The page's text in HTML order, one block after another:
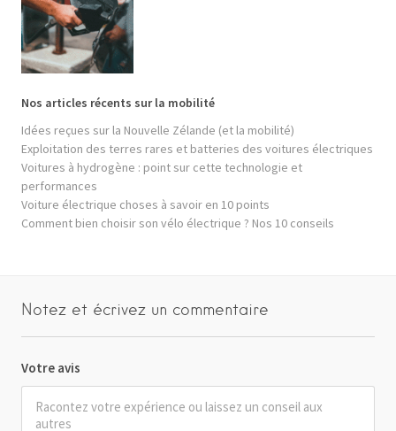
Nos articles récents sur la mobilité
Idées reçues sur la Nouvelle Zélande (et la mobilité)
Exploitation des terres rares et batteries des voitures électriques
Voitures à hydrogène : point sur cette technologie et
performances
Voiture électrique choses à savoir en 10 points
Comment bien choisir son vélo électrique ? Nos 10 conseils
Notez et écrivez un commentaire
Votre avis